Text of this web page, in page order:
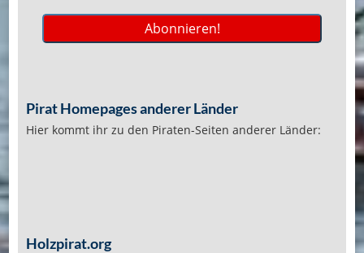
Pirat Homepages anderer Länder
Hier kommt ihr zu den Piraten-Seiten anderer Länder:
Holzpirat.org